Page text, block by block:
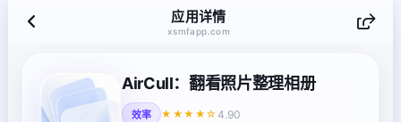
应用详情
xsmfapp.com
AirCull：翻看照片整理相册
效率 ★★★★☆ 4.90